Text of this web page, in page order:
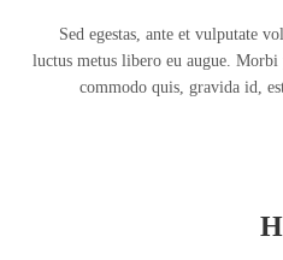
Sed egestas, ante et vulputate
luctus metus libero eu augue.
commodo quis, gravida id,